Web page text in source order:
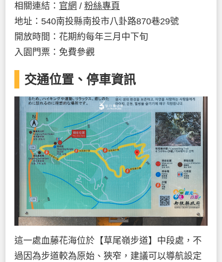
相關連結： 官網 / 粉絲專頁
地址：540南投縣南投市八卦路870巷29號
開放時間：花期約每年三月中下旬
入園門票：免費參觀
交通位置、停車資訊
這一處血藤花海位於【草尾嶺步道】中段處，不
過因為步道較為原始、狹窄，建議可以導航設定